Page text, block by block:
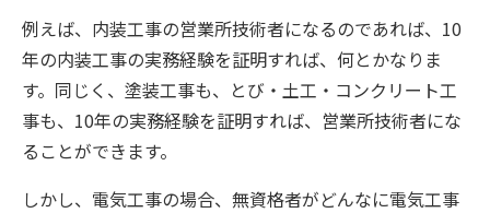
例えば、内装工事の営業所技術者になるのであれば、 10
年の内装工事の実務経験を証明すれば、何とかなりま
す。同じく、塗装工事も、とび・土工・コンクリート工
事も、 10年の実務経験を証明すれば、営業所技術者にな
ることができます。
しかし、電気工事の場合、無資格者がどんなに電気工事